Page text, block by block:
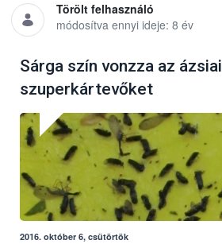
Törölt felhasználó
módosítva ennyi ideje: 8 év
Sárga szín vonzza az ázsiai
szuperkártevőket
2016. október 6, csütörtök